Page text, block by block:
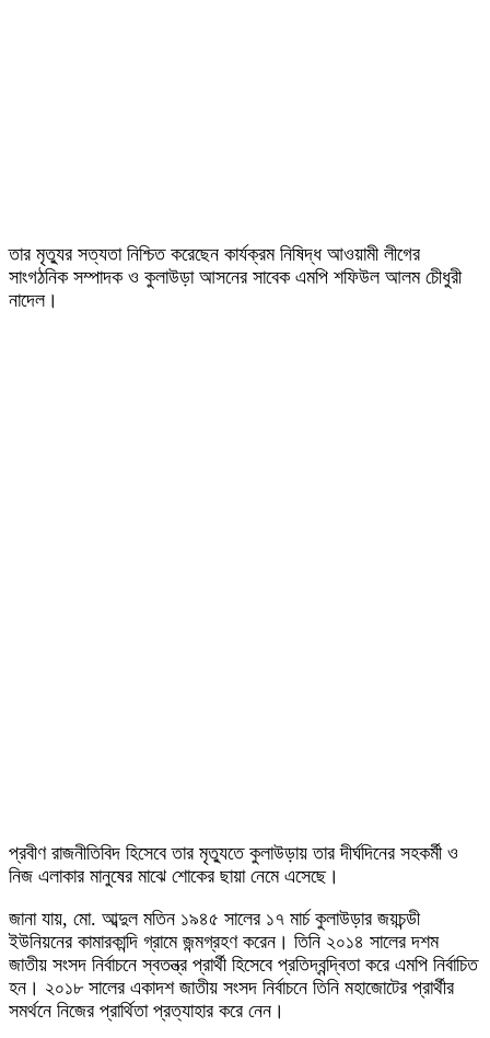
তার মৃত্যুর সত্যতা নিশ্চিত করেছেন কার্যক্রম নিষিদ্ধ আওয়ামী লীগের
সাংগঠনিক সম্পাদক ও কুলাউড়া আসনের সাবেক এমপি শফিউল আলম চেীধুরী
নাদেল।
প্রবীণ রাজনীতিবিদ হিসেবে তার মৃত্যুতে কুলাউড়ায় তার দীর্ঘদিনের সহকর্মী ও
নিজ এলাকার মানুষের মাঝে শোকের ছায়া নেমে এসেছে।
জানা যায়, মো. আব্দুল মতিন ১৯৪৫ সালের ১৭ মার্চ কুলাউড়ার জয়চন্ডী
ইউনিয়নের কামারকান্দি গ্রামে জন্মগ্রহণ করেন। তিনি ২০১৪ সালের দশম
জাতীয় সংসদ নির্বাচনে স্বতন্ত্র প্রার্থী হিসেবে প্রতিদ্বন্দ্বিতা করে এমপি নির্বাচিত
হন। ২০১৮ সালের একাদশ জাতীয় সংসদ নির্বাচনে তিনি মহাজোটের প্রার্থীর
সমর্থনে নিজের প্রার্থিতা প্রত্যাহার করে নেন।